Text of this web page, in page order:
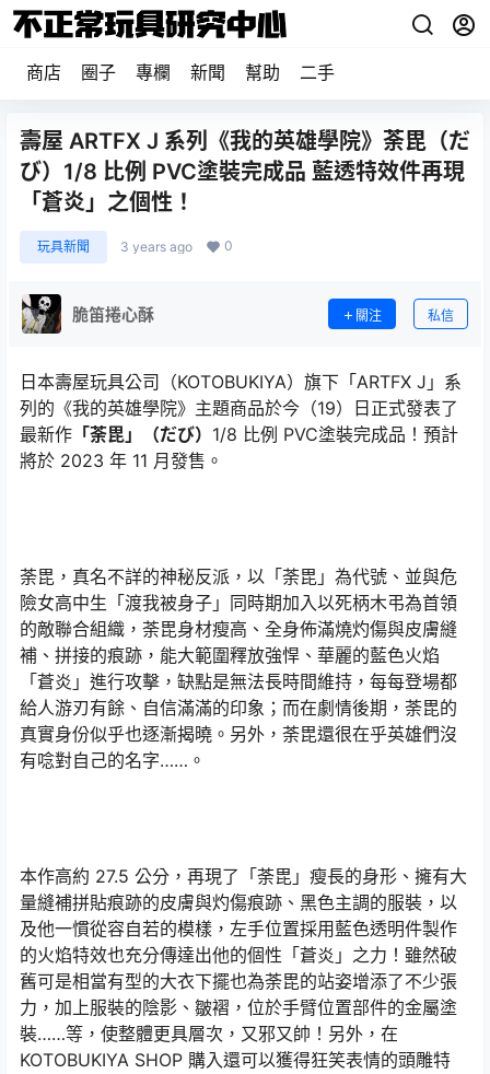
商店 圈子 專欄 新聞 幫助 二手
壽屋 ARTFX J 系列《我的英雄學院》荼毘（だ
び）1/8 比例 PVC塗裝完成品 藍透特效件再現
「蒼炎」之個性！
玩具新聞 3 years ago 0
脆笛捲心酥 關注 私信
日本壽屋玩具公司（KOTOBUKIYA）旗下「ARTFX J」系
列的《我的英雄學院》主題商品於今（19）日正式發表了
最新作 「荼毘」（だび） 1/8 比例 PVC塗裝完成品！預計
將於 2023 年 11 月發售。
荼毘，真名不詳的神秘反派，以「荼毘」為代號、並與危
險女高中生「渡我被身子」同時期加入以死柄木弔為首領
的敵聯合組織，荼毘身材瘦高、全身佈滿燒灼傷與皮膚縫
補、拼接的痕跡，能大範圍釋放強悍、華麗的藍色火焰
「蒼炎」進行攻擊，缺點是無法長時間維持，每每登場都
給人游刃有餘、自信滿滿的印象；而在劇情後期，荼毘的
真實身份似乎也逐漸揭曉。另外，荼毘還很在乎英雄們沒
有唸對自己的名字……。
本作高約 27.5 公分，再現了「荼毘」瘦長的身形、擁有大
量縫補拼貼痕跡的皮膚與灼傷痕跡、黑色主調的服裝，以
及他一慣從容自若的模樣，左手位置採用藍色透明件製作
的火焰特效也充分傳達出他的個性「蒼炎」之力！雖然破
舊可是相當有型的大衣下擺也為荼毘的站姿增添了不少張
力，加上服裝的陰影、皺褶，位於手臂位置部件的金屬塗
裝……等，使整體更具層次，又邪又帥！另外，在
KOTOBUKIYA SHOP 購入還可以獲得狂笑表情的頭雕特